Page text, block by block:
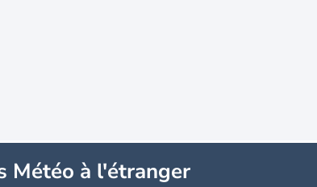
Météo à l'étranger